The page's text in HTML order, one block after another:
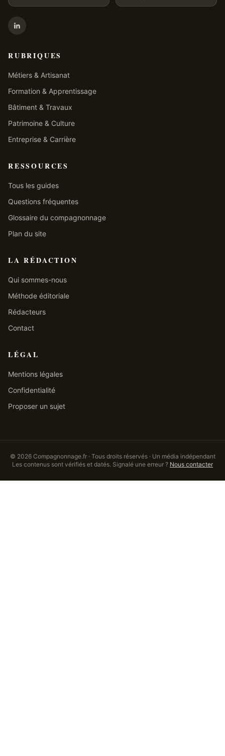
RUBRIQUES
Métiers & Artisanat
Formation & Apprentissage
Bâtiment & Travaux
Patrimoine & Culture
Entreprise & Carrière
RESSOURCES
Tous les guides
Questions fréquentes
Glossaire du compagnonnage
Plan du site
LA RÉDACTION
Qui sommes-nous
Méthode éditoriale
Rédacteurs
Contact
LÉGAL
Mentions légales
Confidentialité
Proposer un sujet
© 2026Compagnonnage.fr · Tous droits réservés · Un média indépendant
Les contenus sont vérifiés et datés. Signalé une erreur ? Nous contacter